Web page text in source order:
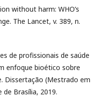
without harm: WHO’s
The Lancet, v. 389, n.
de profissionais de saúde
enfoque bioético sobre
Dissertação (Mestrado em
Brasília, 2019.